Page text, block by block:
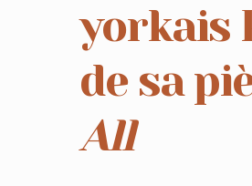
yorkais
de sa
All